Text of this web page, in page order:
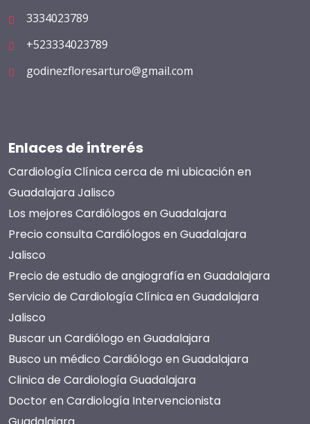
3334023789
+523334023789
godinezfloresarturo@gmail.com
Enlaces de intrerés
Cardiología Clínica cerca de mi ubicación en
Guadalajara Jalisco
Los mejores Cardiólogos en Guadalajara
Precio consulta Cardiólogos en Guadalajara
Jalisco
Precio de estudio de angiografía en Guadalajara
Servicio de Cardiología Clínica en Guadalajara
Jalisco
Buscar un Cardiólogo en Guadalajara
Busco un médico Cardiólogo en Guadalajara
Clinica de Cardiología Guadalajara
Doctor en Cardiología Intervencionista